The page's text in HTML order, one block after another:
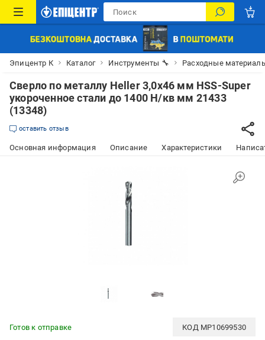
Эпицентр К Каталог Инструменты 🔧 Расходные
Сверло по металлу Heller 3,0х46 мм HSS-Super
укороченное стали до 1400 Н/кв мм 21433
(13348)
оставить отзыв
Основная информация Описание Характеристики
Готов к отправке КОД MP10699530